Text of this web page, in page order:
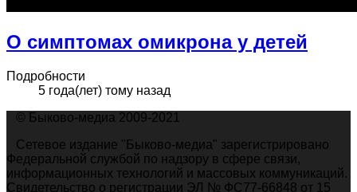
О симптомах омикрона у детей
Подробности
5 года(лет) тому назад
© Быково-медиа 2009-2021
Сетевое издание "Быково-медиа" зарегистрировано
Федеральной службой по надзору в сфере связи,
информационных технологий и массовых коммуникаций.
Свидетельство о регистрации ЭЛ № ФС77-66848 от 15